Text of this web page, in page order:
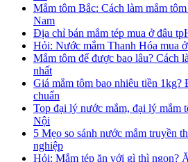
Mắm tôm Bắc: Cách làm mắm
Nam
Địa chỉ bán mắm tép mua ở đâu
Hỏi: Nước mắm Thanh Hóa mua
Mắm tôm để được bao lâu? Cách
nhất
Giá mắm tôm bao nhiêu tiền 1kg?
chuẩn
Top đại lý nước mắm, đại lý mắm
Nội
5 Mẹo so sánh nước mắm truyền
nghiệp
Hỏi: Mắm tép ăn với gì thì ngon?